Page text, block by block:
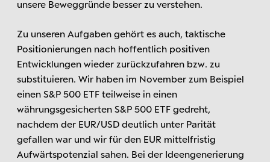
unsere Beweggründe besser zu verstehen.
Zu unseren Aufgaben gehört es auch, taktische
Positionierungen nach hoffentlich positiven
Entwicklungen wieder zurückzufahren bzw. zu
substituieren. Wir haben im November zum Beispiel
einen S&P 500 ETF teilweise in einen
währungsgesicherten S&P 500 ETF gedreht,
nachdem der EUR/USD deutlich unter Parität
gefallen war und wir für den EUR mittelfristig
Aufwärtspotenzial sahen. Bei der Ideengenerierung